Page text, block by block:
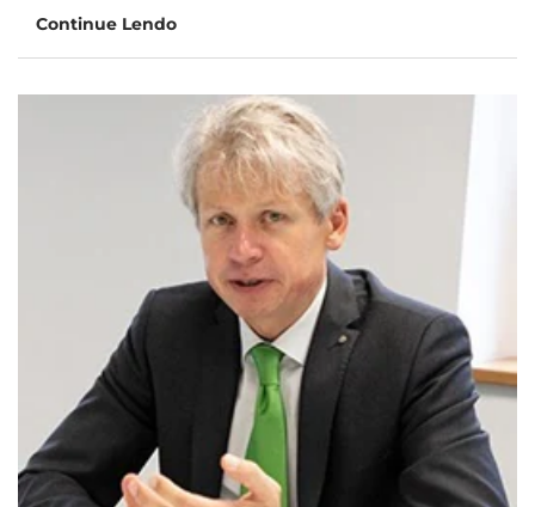
Continue Lendo